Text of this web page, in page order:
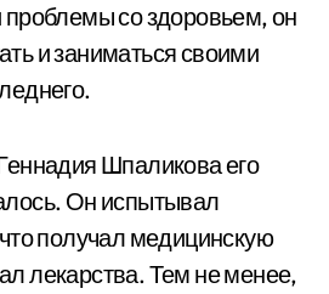
со здоровьем, он
и заниматься своими
Шпаликова его
Он испытывал
получал медицинскую
лекарства. Тем не менее,